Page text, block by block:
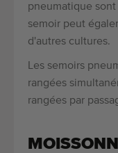
pneumatique
semoir peut
d'autres cultures.
Les semoirs
rangées
rangées par